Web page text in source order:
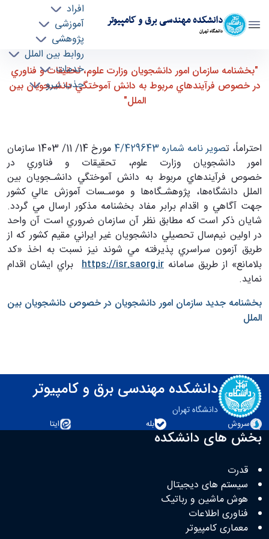
دانشکده مهندسی برق و کامپیوتر
دانشگاه تهران
افراد
آموزشی
پژوهشی
روابط بین الملل
خدمات
جذب نیرو
"بخشنامه سازمان امور دانشجويان وزارت علوم،
تحقيقات و فناوري در خصوص فرآيندهاي مربوط به
"بخشنامه سازمان امور دانشجويان وزارت علوم، تحقيقات و فناوري
در خصوص فرآيندهاي مربوط به دانش آموختگي دانشـجويان بين
الملل"
احتراماً، تصوير نامه شماره 4/429643
مورخ 14/ 11/ 1403 سازمان
امور دانشجويان وزارت علوم، تحقيقات و فناوري در
خصوص فرآيندهاي مربوط به دانش آموختگي دانشـجويان بين
الملل دانشگاه‌ها، پژوهشـگاه‌ها و موسـسات آموزش عالي كشور
جهت آگاهي و اقدام برابر مفاد بخشنامه مذكور ارسال مي گردد.
شايان ذكر است كه مطابق نظر آن سازمان ضروري است آن واحد
در اولين نيم‌سال تحصيلي دانشجويان غير ايراني مقيم كشور كه از
طريق آزمون سراسري پذيرفته مي شوند نيز نسبت به اخذ «كد
بلامانع» از طريق سامانه https://isr.saorg.ir براي ايشان اقدام
نمايد.
بخشنامه جدید سازمان امور دانشجویان در خصوص دانشجویان بین
الملل
دانشکده مهندسی برق و کامپیوتر
دانشگاه تهران
سروش
بله ایتا
بخش های دانشکده
قدرت
سیستم های دیجیتال
هوش ماشین و رباتیک
فناوری اطلاعات
معماری کامپیوتر